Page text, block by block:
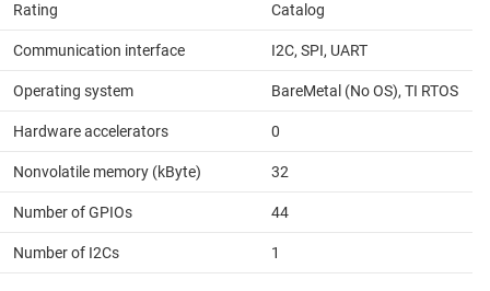
Rating Catalog
Communication interface I2C, SPI, UART
Operating system BareMetal (No OS), TI RTOS
Hardware accelerators 0
Nonvolatile memory (kByte) 32
Number of GPIOs 44
Number of I2Cs 1